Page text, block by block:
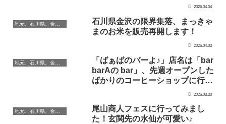
2026.04.04
石川県金沢の限界集落、まっきゃ
まのお米を販売再開します！
2026.04.03
「ばぁばのバーよ♪」店名は「bar
barAの bar」、先週オープンした
ばかりのコーヒーショップに行っ
2026.03.30
尾山商人フェスに行ってみまし
た！玄関先の水仙が可愛い♪